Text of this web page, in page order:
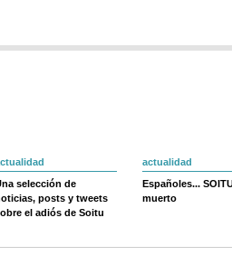
selección de
posts y tweets
el adiós de Soitu
actualidad
Españoles...
muerto